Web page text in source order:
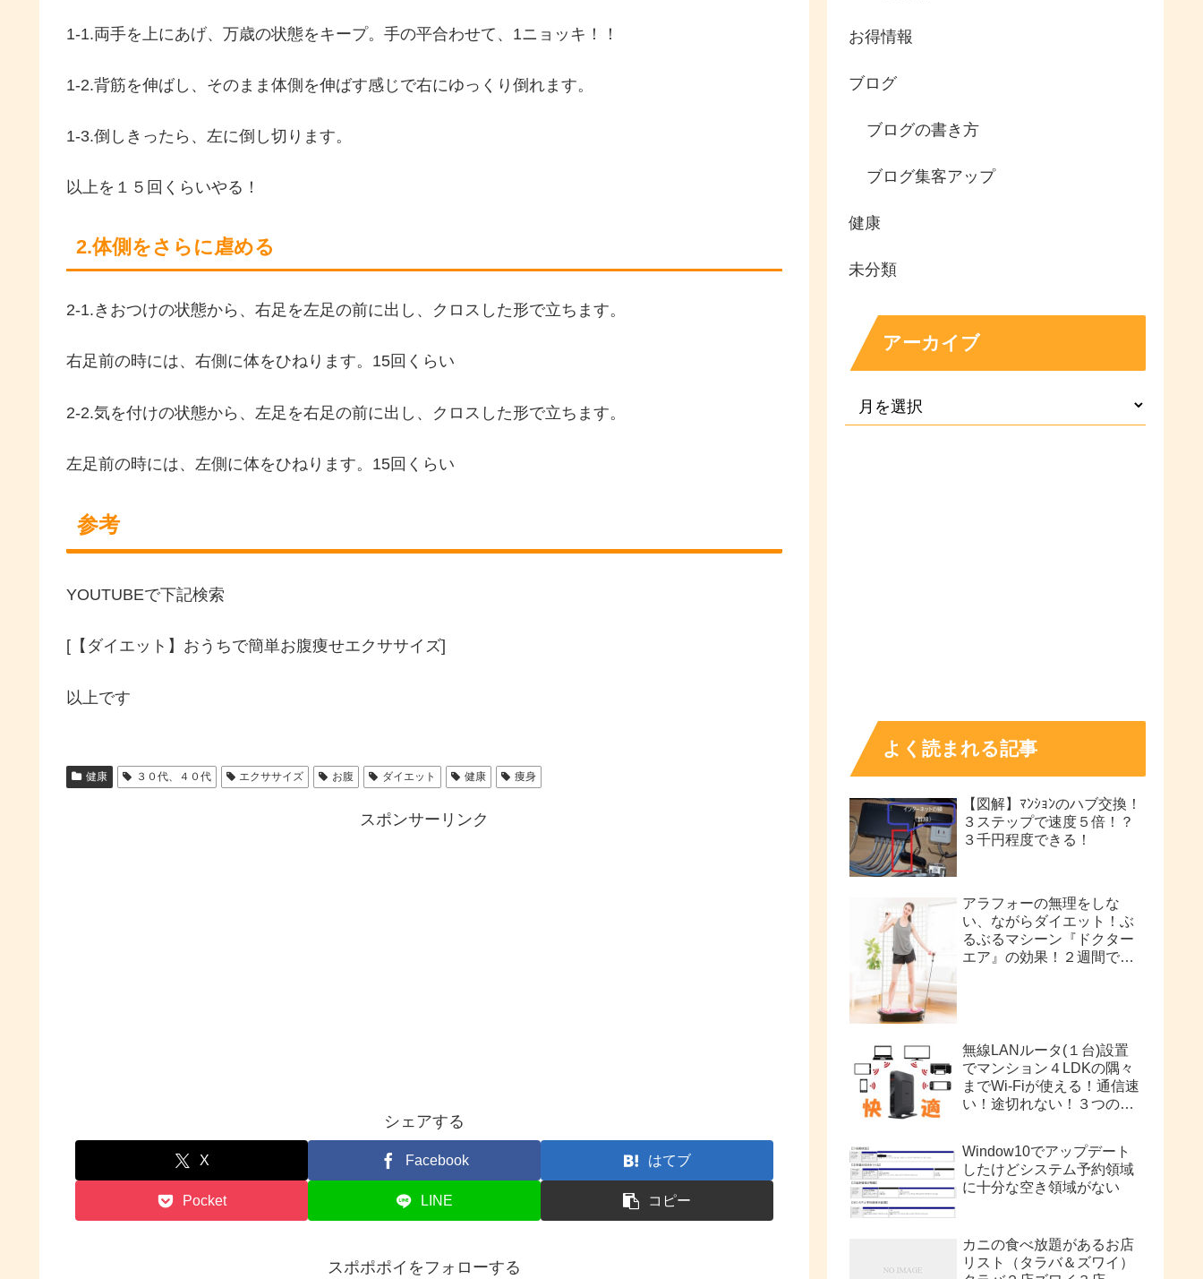
1-1.両手を上にあげ、万歳の状態をキープ。手の平合わせて、1ニョッキ！！
1-2.背筋を伸ばし、そのまま体側を伸ばす感じで右にゆっくり倒れます。
1-3.倒しきったら、左に倒し切ります。
以上を１５回くらいやる！
2.体側をさらに虐める
2-1.きおつけの状態から、右足を左足の前に出し、クロスした形で立ちます。
右足前の時には、右側に体をひねります。15回くらい
2-2.気を付けの状態から、左足を右足の前に出し、クロスした形で立ちます。
左足前の時には、左側に体をひねります。15回くらい
参考
YOUTUBEで下記検索
[【ダイエット】おうちで簡単お腹痩せエクササイズ]
以上です
健康 ３０代、４０代 エクササイズ お腹 ダイエット 健康 痩身
スポンサーリンク
シェアする
X Facebook はてブ
Pocket LINE コピー
スポポポイをフォローする
お得情報
ブログ
ブログの書き方
ブログ集客アップ
健康
未分類
アーカイブ
よく読まれる記事
【図解】ﾏﾝｼｮﾝのハブ交換！
３ステップで速度５倍！？
３千円程度できる！
アラフォーの無理をしな
い、ながらダイエット！ぶ
るぶるマシーン『ドクター
エア』の効果！２週間で
無線LANルータ(１台)設置
でマンション４LDKの隅々
までWi-Fiが使える！通信速
い！途切れない！３つの手
Window10でアップデート
したけどシステム予約領域
に十分な空き領域がない
カニの食べ放題があるお店
リスト（タラバ＆ズワイ）